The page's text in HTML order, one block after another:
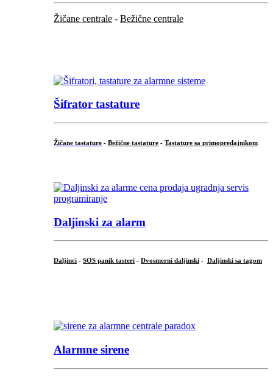
Žičane centrale - Bežične centrale
Šifrator tastature
Žičane tastature - Bežične tastature - Tastature sa primopredajnikom
Daljinski za alarm
Daljinci - SOS panik tasteri - Dvosmerni daljinski - Daljinski sa tagom
Alarmne sirene